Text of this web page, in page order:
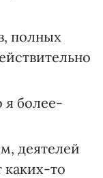
полных
я более-
деятелей
каких-то